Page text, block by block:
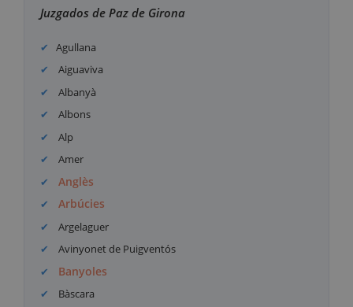
Juzgados de Paz de Girona
Agullana
Aiguaviva
Albanyà
Albons
Alp
Amer
Anglès
Arbúcies
Argelaguer
Avinyonet de Puigventós
Banyoles
Bàscara